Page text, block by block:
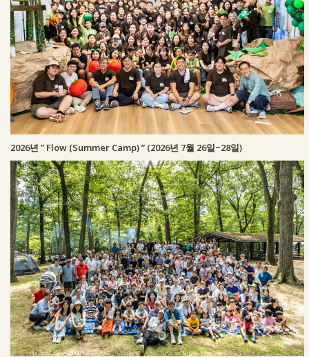
2026년 ” Flow (Summer Camp) ” (2026년 7월 26일~28일)